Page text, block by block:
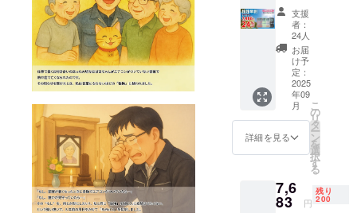
届けい
たしま
す。
9,850円
→7,486
(24％O
支援
者：
24人
お届
け予
定：
2025
年09
月
詳細を見る
こ
の
リ
タ
ー
ン
を
選
択
す
る
7,6
83 円
残り
200